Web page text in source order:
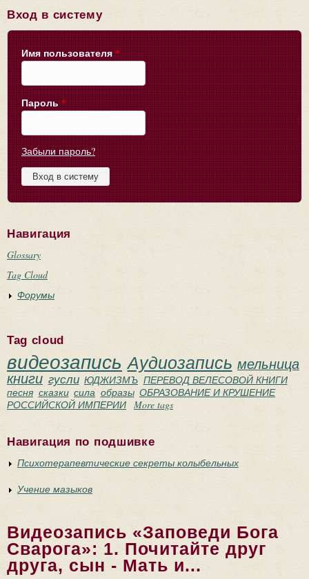
Вход в систему
Имя пользователя *
Пароль *
Забыли пароль?
Навигация
Glossary
Tag Cloud
Форумы
Tag cloud
видеозапись Аудиозапись мельница
книги гусли ЮДЖИЗМЪ ПЕРЕВОД ВЕЛЕСОВОЙ КНИГИ
песня сказки сила образы ОБРАЗОВАНИЕ И КРУШЕНИЕ
РОССИЙСКОЙ ИМПЕРИИ
More tags
Навигация по подшивке
Психотерапевтические секреты колыбельных
Учение мазыков
Видеозапись «Заповеди Бога
Сварога»: 1. Почитайте друг
друга, сын - Мать и...